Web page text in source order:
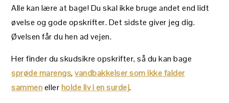
Alle kan lære at bage! Du skal ikke bruge andet end lidt
øvelse og gode opskrifter. Det sidste giver jeg dig.
Øvelsen får du hen ad vejen.
Her finder du skudsikre opskrifter, så du kan bage
sprøde marengs,vandbakkelser som ikke falder
sammenellerholde liv i en surdej.